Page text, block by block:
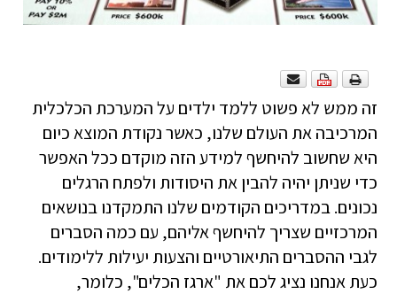
זה ממש לא פשוט ללמד ילדים על המערכת הכלכלית
המרכיבה את העולם שלנו, כאשר נקודת המוצא כיום
היא שחשוב להיחשף למידע הזה מוקדם ככל האפשר
כדי שניתן יהיה להבין את היסודות ולפתח הרגלים
נכונים. במדריכים הקודמים שלנו התמקדנו בנושאים
המרכזיים שצריך להיחשף אליהם, עם כמה הסברים
לגבי ההסברים התיאורטיים והצעות יעילות ללימודים.
כעת אנחנו נציג לכם את "ארגז הכלים", כלומר,